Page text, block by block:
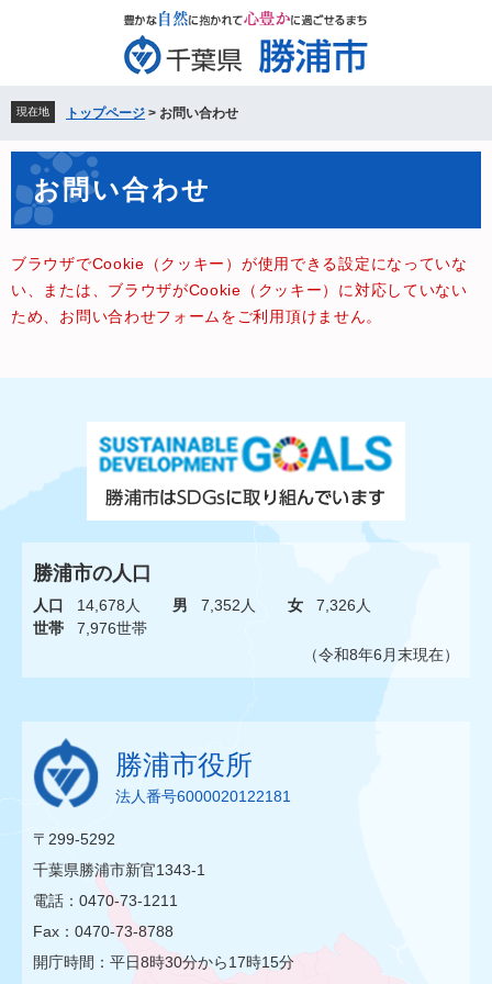
先
頭
で
を
飛
ば
本
へ
現在地 トップページ > お問い合わせ
文 お問い合わせ
ブラウザでCookie（クッキー）が使用できる設定になっていな
い、または、ブラウザがCookie（クッキー）に対応していない
ため、お問い合わせフォームをご利用頂けません。
勝浦市の人口
人口 14,678人 男 7,352人 女
7,326人
世帯
7,976世帯
（令和8年6月末現在）
勝浦市役所
法人番号6000020122181
〒299-5292
千葉県勝浦市新官1343-1
電話：0470-73-1211
Fax：0470-73-8788
開庁時間：平日8時30分から17時15分